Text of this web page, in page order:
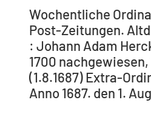
Wochentliche
Post-Zeitungen.
: Johann Adam
1700 nachgewiesen,
(1.8.1687) Extra-
Anno 1687. den 1.